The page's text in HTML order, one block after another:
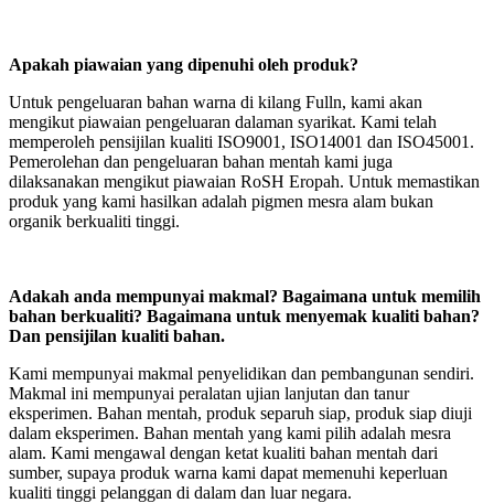
Apakah piawaian yang dipenuhi oleh produk?
Untuk pengeluaran bahan warna di kilang Fulln, kami akan
mengikut piawaian pengeluaran dalaman syarikat. Kami telah
memperoleh pensijilan kualiti ISO9001, ISO14001 dan ISO45001.
Pemerolehan dan pengeluaran bahan mentah kami juga
dilaksanakan mengikut piawaian RoSH Eropah. Untuk memastikan
produk yang kami hasilkan adalah pigmen mesra alam bukan
organik berkualiti tinggi.
Adakah anda mempunyai makmal? Bagaimana untuk memilih
bahan berkualiti? Bagaimana untuk menyemak kualiti bahan?
Dan pensijilan kualiti bahan.
Kami mempunyai makmal penyelidikan dan pembangunan sendiri.
Makmal ini mempunyai peralatan ujian lanjutan dan tanur
eksperimen. Bahan mentah, produk separuh siap, produk siap diuji
dalam eksperimen. Bahan mentah yang kami pilih adalah mesra
alam. Kami mengawal dengan ketat kualiti bahan mentah dari
sumber, supaya produk warna kami dapat memenuhi keperluan
kualiti tinggi pelanggan di dalam dan luar negara.